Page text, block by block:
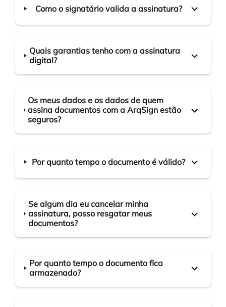
Como o signatário valida a assinatura?
Quais garantias tenho com a assinatura
digital?
Os meus dados e os dados de quem
assina documentos com a ArqSign estão
seguros?
Por quanto tempo o documento é válido?
Se algum dia eu cancelar minha
assinatura, posso resgatar meus
documentos?
Por quanto tempo o documento fica
armazenado?